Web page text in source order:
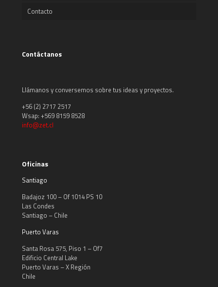
Contacto
Contáctanos
Llámanos y conversemos sobre tus ideas y proyectos.
+56 (2) 2717 2517
Wsap: +569 8159 8528
info@zet.cl
Oficinas
Santiago
Badajoz 100 – Of 1014 PS 10
Las Condes
Santiago – Chile
Puerto Varas
Santa Rosa 575, Piso 1 – Of7
Edificio Central Lake
Puerto Varas – X Región
Chile